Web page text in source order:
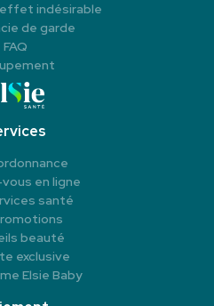
indésirable
de garde
FAQ
en ligne
santé
beauté
exclusive
Elsie Baby